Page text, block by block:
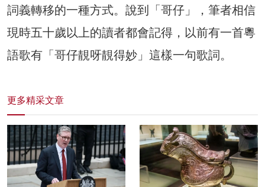
詞義轉移的一種方式。說到「哥仔」，筆者相信
現時五十歲以上的讀者都會記得，以前有一首粵
語歌有「哥仔靚呀靚得妙」這樣一句歌詞。
更多精采文章